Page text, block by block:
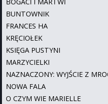
BUNTOWNIK
FRANCES HA
KRĘCIOŁEK
KSIĘGA PUSTYNI
MARZYCIELKI
NAZNACZONY: WYJŚCIE Z
NOWA FALA
O CZYM WIE MARIELLE